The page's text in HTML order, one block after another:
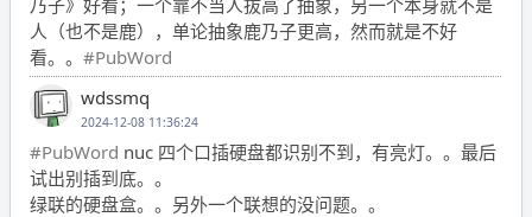
人（也不是鹿），单论抽象鹿乃子更高，然而就是不好
看。。 #PubWord
wdssmq
2024-12-08 11:36:24
#PubWord nuc 四个口插硬盘都识别不到，有亮灯。。最后
试出别插到底。。
绿联的硬盘盒。。另外一个联想的没问题。。